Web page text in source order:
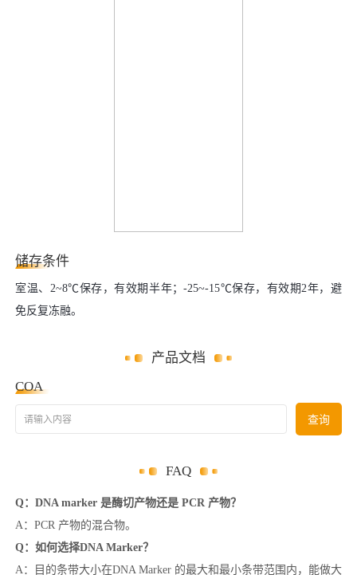
储存条件
室温、2~8℃保存，有效期半年；-25~-15℃保存，有效期2年，避
免反复冻融。
产品文档
COA
请输入内容 查询
FAQ
Q：DNA marker 是酶切产物还是 PCR 产物？
A：PCR 产物的混合物。
Q：如何选择DNA Marker？
A：目的条带大小在DNA Marker 的最大和最小条带范围内，能做大